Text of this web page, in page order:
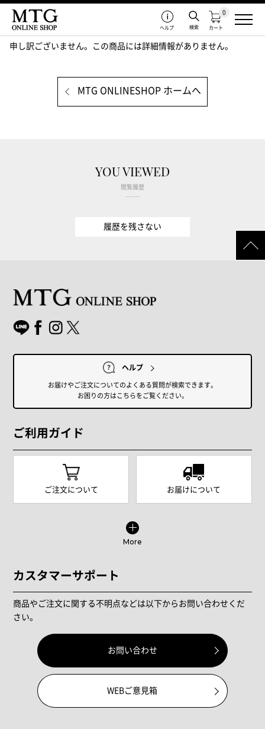
カート
0
検索
ヘルプ
申し訳ございません。この商品には詳細情報がありません。
MTG ONLINESHOP ホームへ
YOU VIEWED
閲覧履歴
履歴を残さない
ヘルプ
お届けやご注文についてのよくある質問が検索できます。
お困りの方はこちらをご覧ください。
ご利用ガイド
ご注文について お届けについて
More
カスタマーサポート
商品やご注文に関する不明点などは以下からお問い合わせくだ
さい。
お問い合わせ
WEBご意見箱